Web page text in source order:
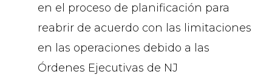
en el proceso de planificación para
reabrir de acuerdo con las limitaciones
en las operaciones debido a las
Órdenes Ejecutivas de NJ